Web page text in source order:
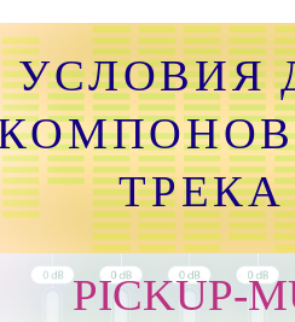
УСЛОВИЯ
ТРЕКА
PICKUP-